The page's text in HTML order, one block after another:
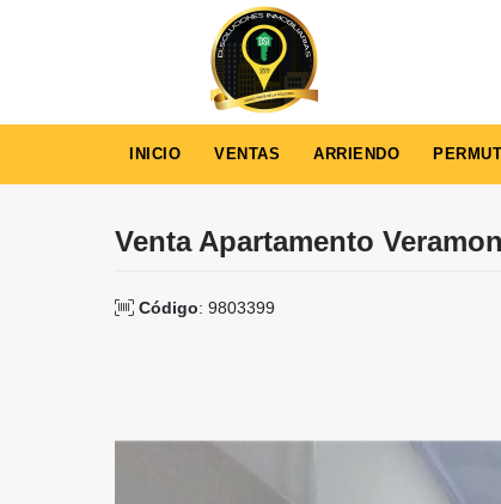
INICIO VENTAS ARRIENDO
Venta Apartamento
Código: 9803399